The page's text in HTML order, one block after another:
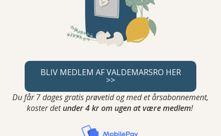
BLIV MEDLEM AF VALDEMARSRO HER
>>
Du får 7 dages gratis prøvetid og med et årsabonnement,
koster det under 4 kr om ugen at være medlem!